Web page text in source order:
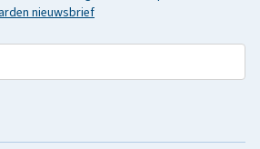
nieuwsbrief